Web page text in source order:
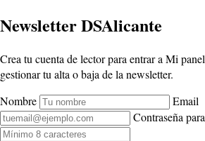
Newsletter DSAlicante
Crea tu cuenta de lector para entrar a Mi
gestionar tu alta o baja de la newsletter.
Nombre
Email
Contraseña